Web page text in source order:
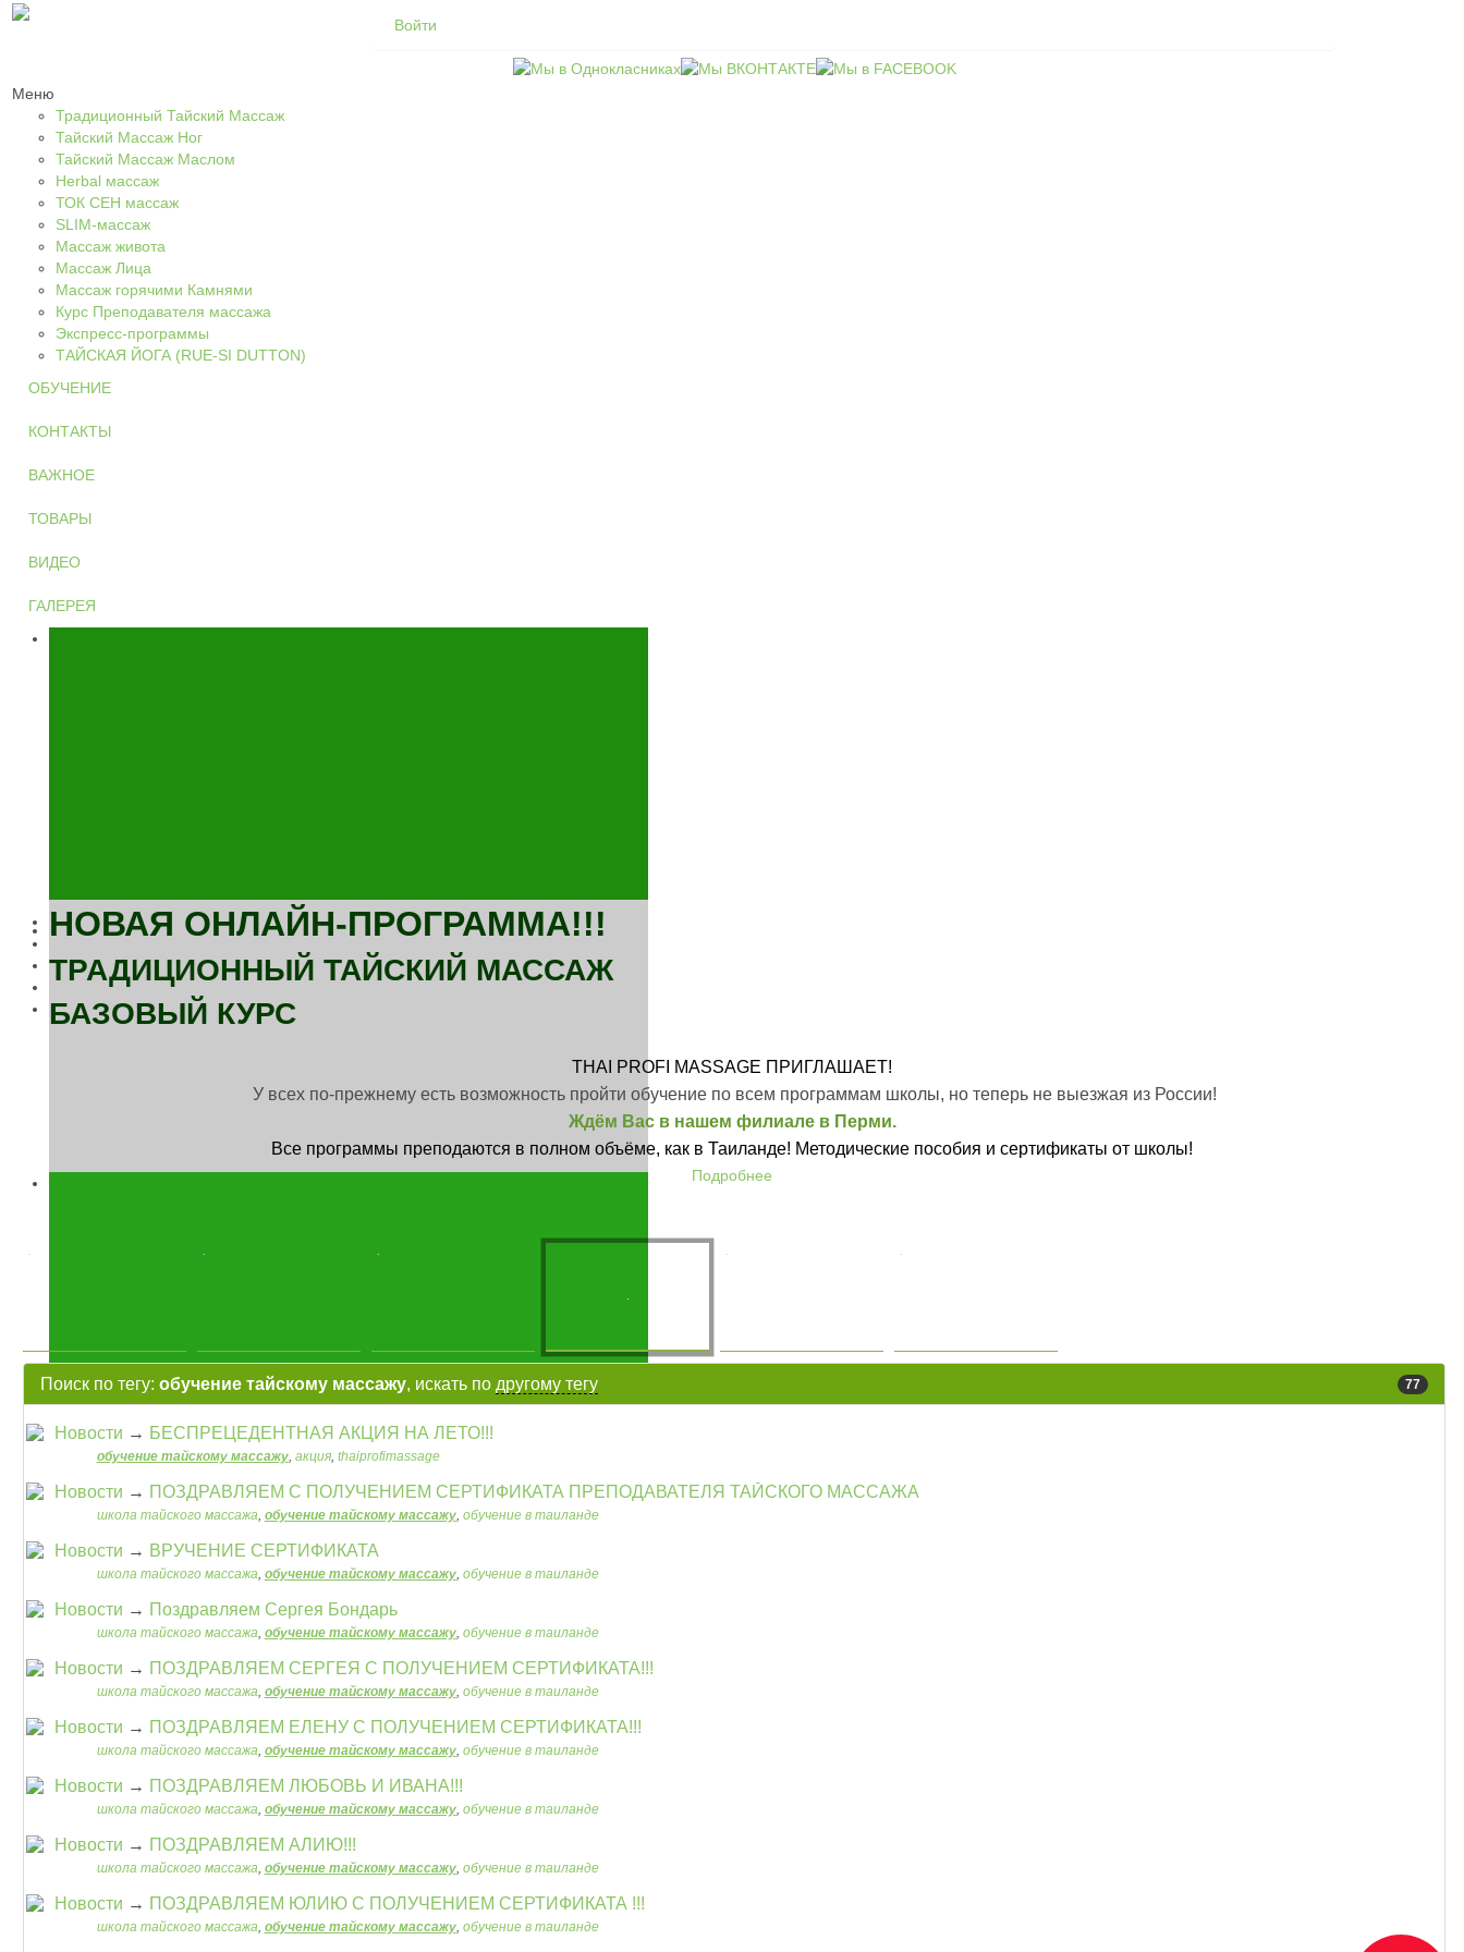
Войти
Mеню
Традиционный Тайский Массаж
Тайский Массаж Ног
Тайский Массаж Маслом
Herbal массаж
ТОК СЕН массаж
SLIM-массаж
Массаж живота
Массаж Лица
Массаж горячими Камнями
Курс Преподавателя массажа
Экспресс-программы
ТАЙСКАЯ ЙОГА (RUE-SI DUTTON)
ОБУЧЕНИЕ
КОНТАКТЫ
ВАЖНОЕ
ТОВАРЫ
ВИДЕО
ГАЛЕРЕЯ
НОВАЯ ОНЛАЙН-ПРОГРАММА!!!
ТРАДИЦИОННЫЙ ТАЙСКИЙ МАССАЖ
БАЗОВЫЙ КУРС
THAI PROFI MASSAGE ПРИГЛАШАЕТ!
У всех по-прежнему есть возможность пройти обучение по всем программам школы, но теперь не выезжая из России!
Ждём Вас в нашем филиале в Перми.
Все программы преподаются в полном объёме, как в Таиланде! Методические пособия и сертификаты от школы!
Подробнее
. . .
.
. .
77
Поиск по тегу: обучение тайскому массажу, искать по другому тегу
Новости → БЕСПРЕЦЕДЕНТНАЯ АКЦИЯ НА ЛЕТО!!!
обучение тайскому массажу, акция, thaiprofimassage
Новости → ПОЗДРАВЛЯЕМ С ПОЛУЧЕНИЕМ СЕРТИФИКАТА ПРЕПОДАВАТЕЛЯ ТАЙСКОГО МАССАЖА
школа тайского массажа, обучение тайскому массажу, обучение в таиланде
Новости → ВРУЧЕНИЕ СЕРТИФИКАТА
школа тайского массажа, обучение тайскому массажу, обучение в таиланде
Новости → Поздравляем Сергея Бондарь
школа тайского массажа, обучение тайскому массажу, обучение в таиланде
Новости → ПОЗДРАВЛЯЕМ СЕРГЕЯ С ПОЛУЧЕНИЕМ СЕРТИФИКАТА!!!
школа тайского массажа, обучение тайскому массажу, обучение в таиланде
Новости → ПОЗДРАВЛЯЕМ ЕЛЕНУ С ПОЛУЧЕНИЕМ СЕРТИФИКАТА!!!
школа тайского массажа, обучение тайскому массажу, обучение в таиланде
Новости → ПОЗДРАВЛЯЕМ ЛЮБОВЬ И ИВАНА!!!
школа тайского массажа, обучение тайскому массажу, обучение в таиланде
Новости → ПОЗДРАВЛЯЕМ АЛИЮ!!!
школа тайского массажа, обучение тайскому массажу, обучение в таиланде
Новости → ПОЗДРАВЛЯЕМ ЮЛИЮ С ПОЛУЧЕНИЕМ СЕРТИФИКАТА !!!
школа тайского массажа, обучение тайскому массажу, обучение в таиланде